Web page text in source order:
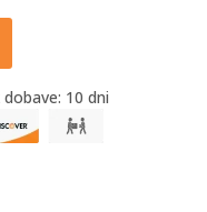
dobave: 10 dni